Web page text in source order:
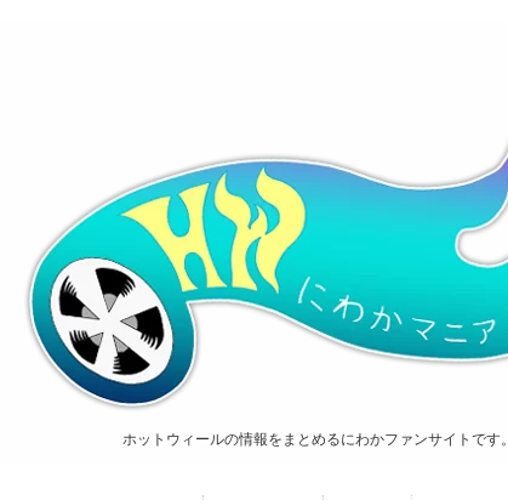
ホットウィールの情報をまとめるにわかファンサイトです。